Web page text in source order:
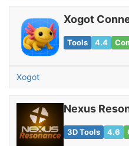
Xogot
Tools 4.4
Xogot
Nexus
3D Tools 4.6